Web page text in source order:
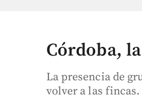
Córdoba,
La presencia de
volver a las fincas.